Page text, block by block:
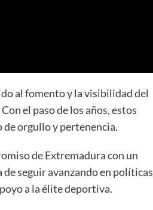
al fomento y la visibilidad del
el paso de los años, estos
de orgullo y pertenencia.
de Extremadura con un
seguir avanzando en políticas
a la élite deportiva.